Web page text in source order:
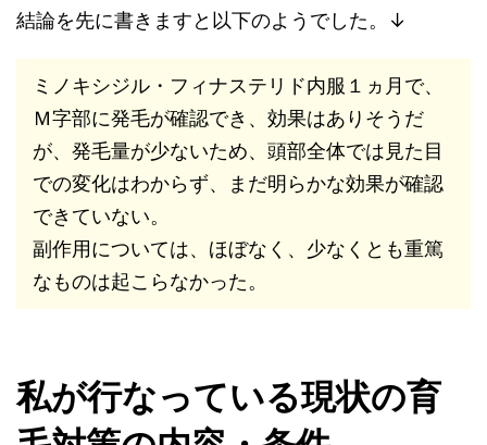
結論を先に書きますと以下のようでした。↓
ミノキシジル・フィナステリド内服１ヵ月で、
Ｍ字部に発毛が確認でき、効果はありそうだ
が、発毛量が少ないため、頭部全体では見た目
での変化はわからず、まだ明らかな効果が確認
できていない。
副作用については、ほぼなく、少なくとも重篤
なものは起こらなかった。
私が行なっている現状の育